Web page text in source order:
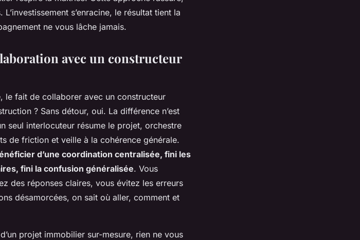
s’enracine, le résultat tient la
ne vous lâche jamais.
avec un constructeur
le fait de collaborer avec un constructeur
? Sans détour, oui. La différence n’est
seul interlocuteur résume le projet, orchestre
de friction et veille à la cohérence générale.
d’une coordination centralisée, fini les
fini la confusion généralisée. Vous
des réponses claires, vous évitez les erreurs
désamorcées, on sait où aller, comment et
projet immobilier sur-mesure, rien ne vous